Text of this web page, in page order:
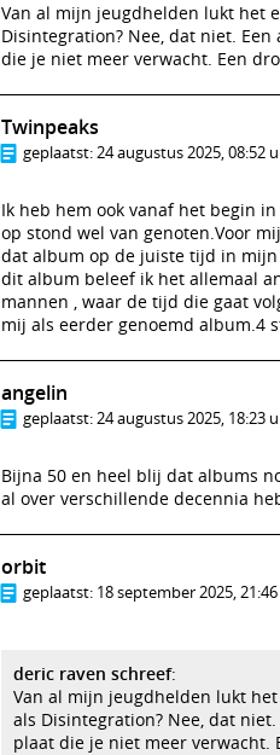
Van al mijn jeugdhelden lukt het
Disintegration? Nee, dat niet.
die je niet meer verwacht. Een
Twinpeaks
geplaatst:24 augustus 2025, 08:52
Ik heb hem ook vanaf het begin
op stond wel van genoten.Voor
dat album op de juiste tijd in
dit album beleef ik het allemaal
mannen , waar de tijd die gaat
mij als eerder genoemd album.4
angelin
geplaatst:24 augustus 2025, 18:23
Bijna 50 en heel blij dat albums
al over verschillende decennia
orbit
geplaatst: 18 september 2025,
deric raven schreef:
Van al mijn jeugdhelden lukt
als Disintegration? Nee, dat
plaat die je niet meer verwacht.